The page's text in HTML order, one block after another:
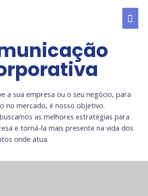
a sua empresa ou o seu negócio, para
no mercado, é nosso objetivo.
as melhores estratégias para
e torná-la mais presente na vida dos
onde atua.